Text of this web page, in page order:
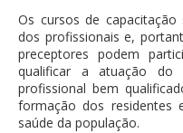
Os cursos de
dos profissionais e,
preceptores podem
qualificar a atuação do
profissional bem
formação dos
saúde da população.